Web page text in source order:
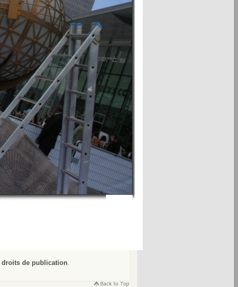
droits de publication.